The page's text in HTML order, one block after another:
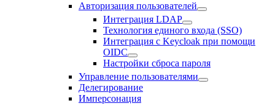
Авторизация пользователей
Интеграция LDAP
Технология единого входа (SSO)
Интеграция с Keycloak при помощи
OIDC
Настройки сброса пароля
Управление пользователями
Делегирование
Имперсонация